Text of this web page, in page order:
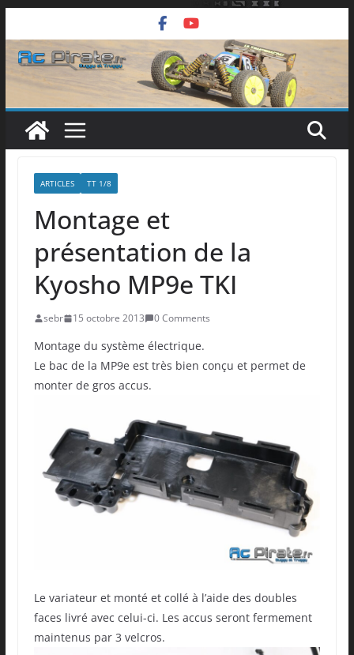
au
contenu
ARTICLES TT 1/8
Montage et
présentation de la
Kyosho MP9e TKI
sebr 15 octobre 2013 0 Comments
Montage du système électrique.
Le bac de la MP9e est très bien conçu et permet de
monter de gros accus.
Le variateur et monté et collé à l’aide des doubles
faces livré avec celui-ci. Les accus seront fermement
maintenus par 3 velcros.